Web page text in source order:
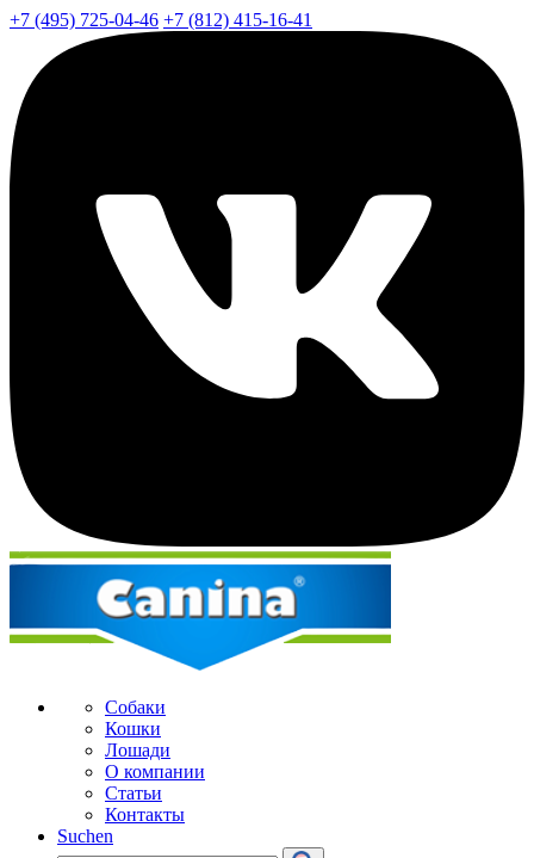
+7 (495) 725-04-46 +7 (812) 415-16-41
Собаки
Кошки
Лошади
О компании
Статьи
Контакты
Suchen